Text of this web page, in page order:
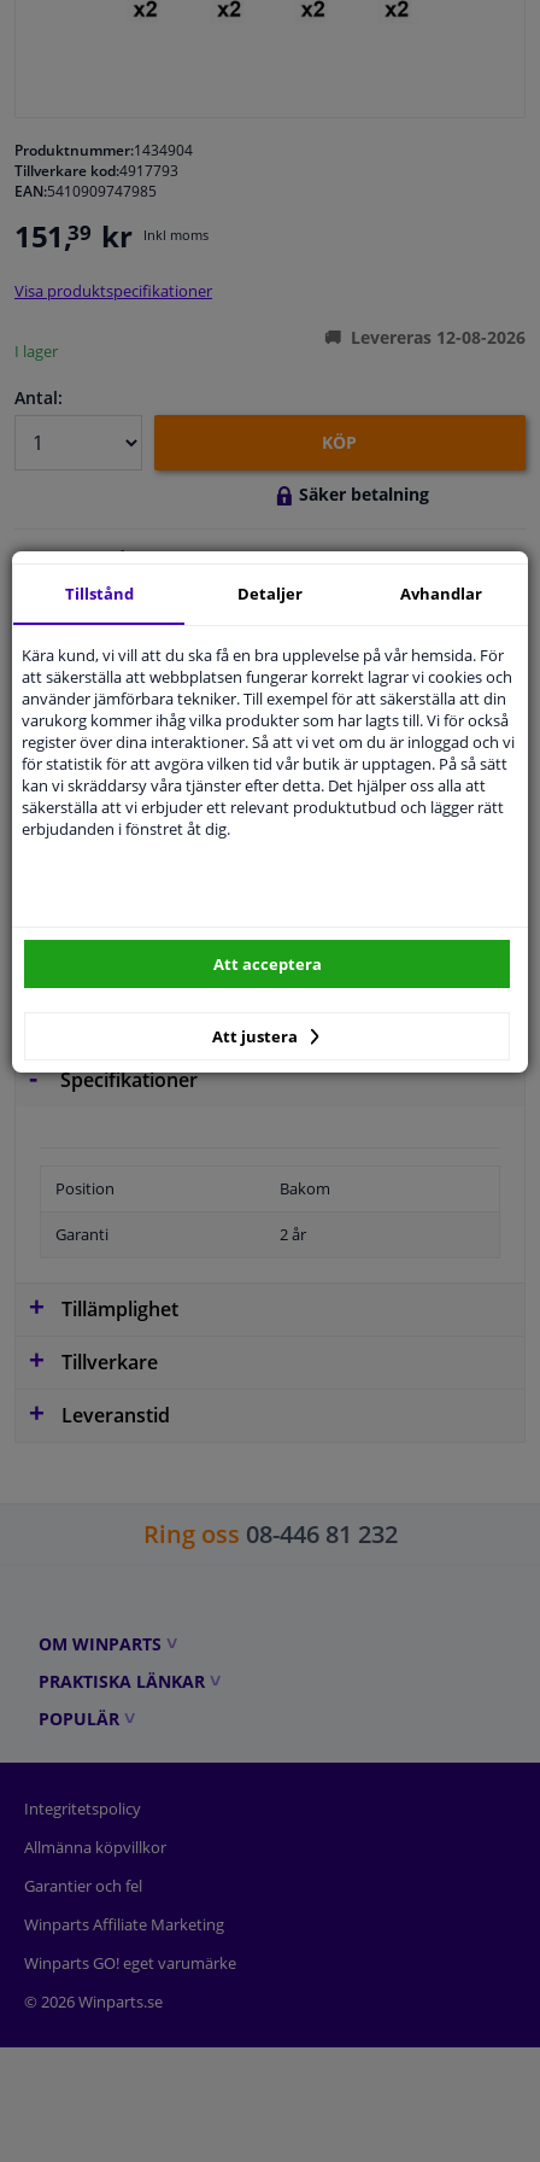
Bilvård & Tillbehör
Verkstad & Verktyg
Husbil, motorcykel, cykel & båt
Sensorer & Elsystem
Produktnummer:1434904
Tillverkare kod:4917793
EAN:5410909747985
151,39 kr Inkl moms
Visa produktspecifikationer
I lager
Levereras 12-08-2026
Antal:
KÖP
Säker betalning
14 dagarsångerrätt
Beställsmidigt och betala tryggt
Leverans inom 4 dagar
ExpertKundservice
Kundservice:08-446 81 232
Ställ din fråga hos våra produktspecialister.
Frågor Och Svar
Fyll i ditt registreringsnummerellerVälj din bil.
SÖK
Specifikationer
Position Bakom
Garanti 2 år
Tillämplighet
Tillverkare
Leveranstid
Ring oss 08-446 81 232
OM WINPARTS
PRAKTISKA LÄNKAR
POPULÄR
Integritetspolicy
Allmänna köpvillkor
Garantier och fel
Winparts Affiliate Marketing
Winparts GO! eget varumärke
© 2026 Winparts.se
Tillstånd Detaljer Avhandlar
Kära kund, vi vill att du ska få en bra upplevelse på vår hemsida. För
att säkerställa att webbplatsen fungerar korrekt lagrar vi cookies och
använder jämförbara tekniker. Till exempel för att säkerställa att din
varukorg kommer ihåg vilka produkter som har lagts till. Vi för också
register över dina interaktioner. Så att vi vet om du är inloggad och vi
för statistik för att avgöra vilken tid vår butik är upptagen. På så sätt
kan vi skräddarsy våra tjänster efter detta. Det hjälper oss alla att
säkerställa att vi erbjuder ett relevant produktutbud och lägger rätt
erbjudanden i fönstret åt dig.
Att justera
Att acceptera